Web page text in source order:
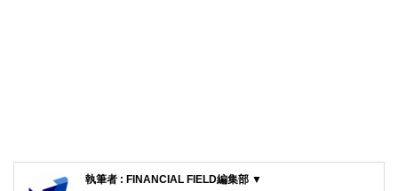
執筆者 : FINANCIAL FIELD編集部 ▼